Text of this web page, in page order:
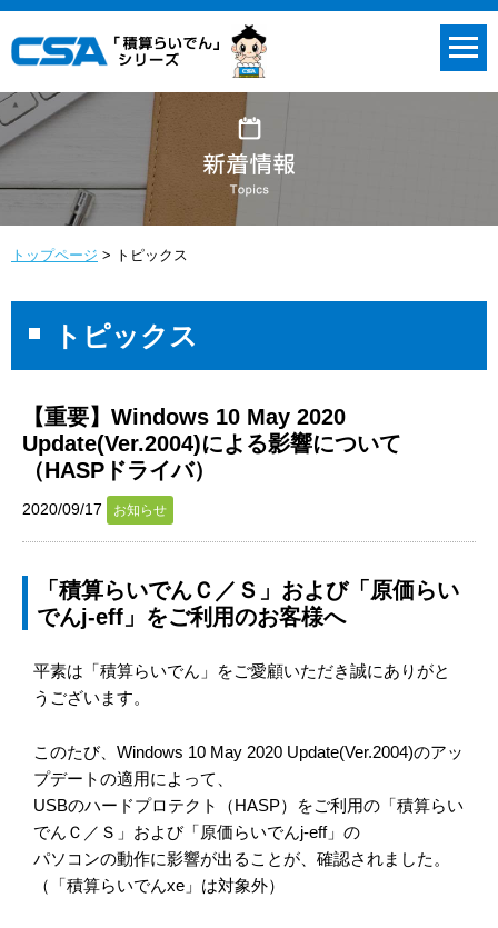
トップページ トピックス
トピックス
【重要】Windows 10 May 2020
Update(Ver.2004)による影響について
（HASPドライバ）
2020/09/17 お知らせ
「積算らいでんＣ／Ｓ」および「原価らい
でんj-eff」をご利用のお客様へ
平素は「積算らいでん」をご愛顧いただき誠にありがと
うございます。
このたび、Windows 10 May 2020 Update(Ver.2004)のアッ
プデートの適用によって、
USBのハードプロテクト（HASP）をご利用の「積算らい
でんＣ／Ｓ」および「原価らいでんj-eff」の
パソコンの動作に影響が出ることが、確認されました。
（「積算らいでんxe」は対象外）